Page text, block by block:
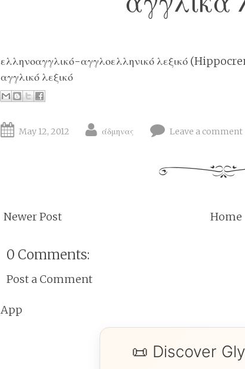
ελληνοαγγλικό-αγγλοελληνικό λεξικό
αγγλικό λεξικό
May 12, 2012 άδμηνας Leave a comment
Newer Post Home
0 Comments:
Post a Comment
App
📜 Discover